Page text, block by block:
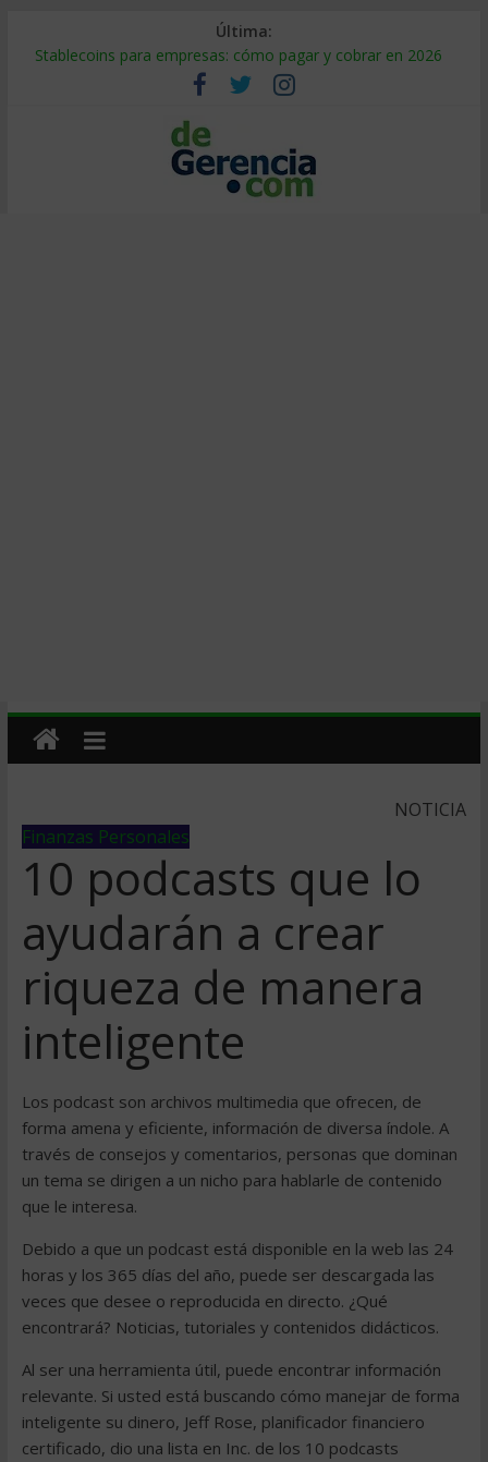
Última:
Stablecoins para empresas: cómo pagar y cobrar en 2026
Despido silencioso: qué es y por qué sale tan caro
IA en selección de personal: cómo auditarla a tiempo
Trabajo forzoso en la cadena de suministro: qué hacer
Mercado hispano de EE. UU.: cómo segmentarlo y venderle
NOTICIA
Finanzas Personales
10 podcasts que lo
ayudarán a crear
riqueza de manera
inteligente
Los podcast son archivos multimedia que ofrecen, de
forma amena y eficiente, información de diversa índole. A
través de consejos y comentarios, personas que dominan
un tema se dirigen a un nicho para hablarle de contenido
que le interesa.
Debido a que un podcast está disponible en la web las 24
horas y los 365 días del año, puede ser descargada las
veces que desee o reproducida en directo. ¿Qué
encontrará? Noticias, tutoriales y contenidos didácticos.
Al ser una herramienta útil, puede encontrar información
relevante. Si usted está buscando cómo manejar de forma
inteligente su dinero, Jeff Rose, planificador financiero
certificado, dio una lista en Inc. de los 10 podcasts